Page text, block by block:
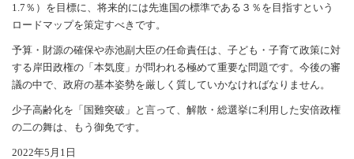
1.7％）を目標に、将来的には先進国の標準である３％を目指すという
ロードマップを策定すべきです。
予算・財源の確保や赤池副大臣の任命責任は、子ども・子育て政策に対
する岸田政権の「本気度」が問われる極めて重要な問題です。今後の審
議の中で、政府の基本姿勢を厳しく質していかなければなりません。
少子高齢化を「国難突破」と言って、解散・総選挙に利用した安倍政権
の二の舞は、もう御免です。
2022年5月1日